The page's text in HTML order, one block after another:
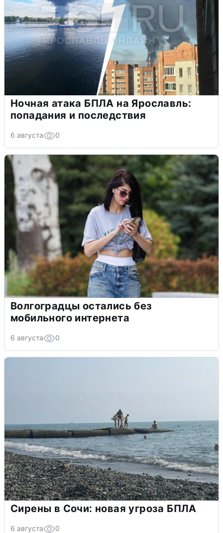
Ночная атака БПЛА на Ярославль:
попадания и последствия
6 августа 0
Волгоградцы остались без
мобильного интернета
6 августа 0
Сирены в Сочи: новая угроза БПЛА
6 августа 0